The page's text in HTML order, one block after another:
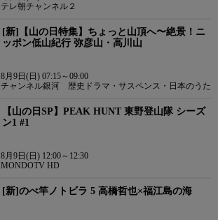
テレ朝チャンネル２
[新]【山の日特集】ちょっと山頂へ〜絶景！ニ
ッポン低山紀行 弥彦山・高川山
8月9日(日) 07:15～09:00
チャンネル銀河 歴史ドラマ・サスペンス・日本のうた
【山の日SP】PEAK HUNT 東野登山隊 シーズ
ン1 #1
8月9日(日) 12:00～12:30
MONDOTV HD
[新]のべ竿ノトビラ 5 高橋哲也×福江島の海